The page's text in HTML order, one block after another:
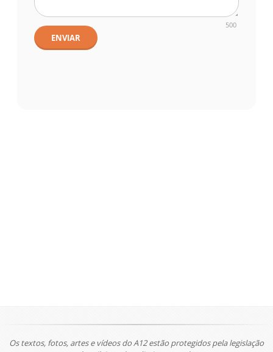
500
ENVIAR
Os textos, fotos, artes e vídeos do A12 estão protegidos pela legislação